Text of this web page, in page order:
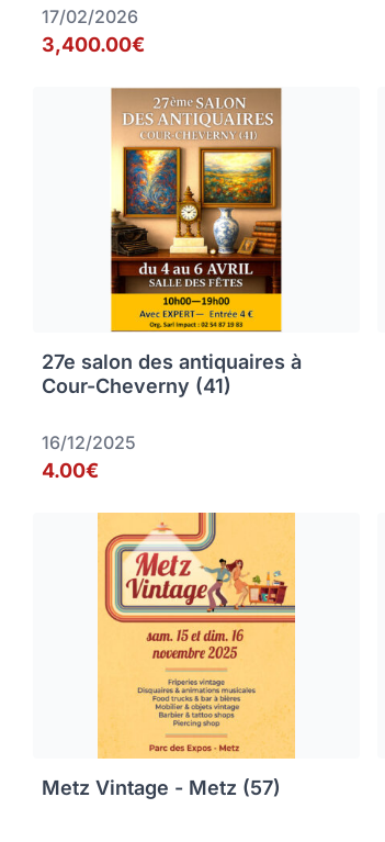
17/02/2026
3,400.00€
27e salon des antiquaires à
Cour-Cheverny (41)
16/12/2025
4.00€
Metz Vintage - Metz (57)